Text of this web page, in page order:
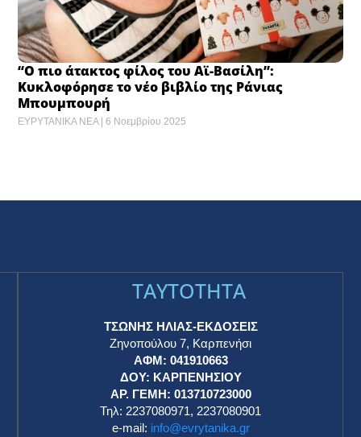
“Ο πιο άτακτος φίλος του Αϊ-Βασίλη”:
Κυκλοφόρησε το νέο βιβλίο της Ράνιας
Μπουμπουρή
ΕΥΡΥΤΑΝΙΚΑ ΝΕΑ 6 Νοεμβρίου 2025
TAYTOTHTA
ΤΣΩΝΗΣ ΗΛΙΑΣ-ΕΚΔΟΣΕΙΣ
Ζηνοπούλου 7, Καρπενήσι
ΑΦΜ: 041910663
ΔΟΥ: ΚΑΡΠΕΝΗΣΙΟΥ
ΑΡ. ΓΕΜΗ: 013710723000
Τηλ: 2237080971, 2237080901
e-mail: info@evrytanika.gr